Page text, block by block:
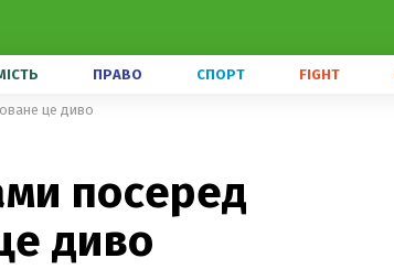
ПРАВО СПОРТ FIGHT
це диво
посеред
диво